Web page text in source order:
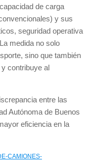
de carga
y sus
seguridad operativa
medida no solo
sino que también
contribuye al
entre las
Autónoma de Buenos
eficiencia en la
CAMIONES-